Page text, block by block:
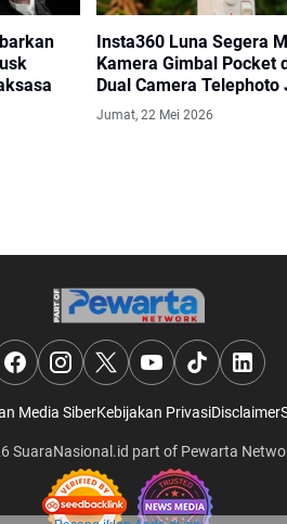
Insta360 Luna Segera
Kamera Gimbal Pocket
Dual Camera Telephoto
Sorotan
Jumat, 22 Mei 2026
Media SiberKebijakan PrivasiDisclaimer
SuaraNasional.id part of Pewarta